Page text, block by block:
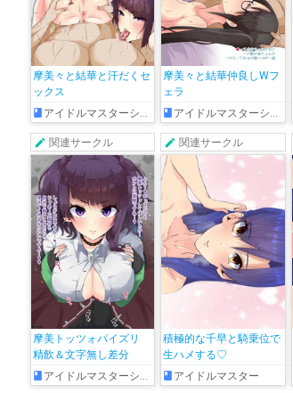
摩美々と結華と汗だくセ
ックス
アイドルマスターシャイニーカラーズ
摩美々と結華仲良しWフ
ェラ
アイドルマスターシャイニーカラーズ
関連サークル
摩美トッツォパイズリ
精飲＆文字無し差分
アイドルマスターシャイニーカラーズ
関連サークル
積極的な千早と騎乗位で
生ハメする♡
アイドルマスター